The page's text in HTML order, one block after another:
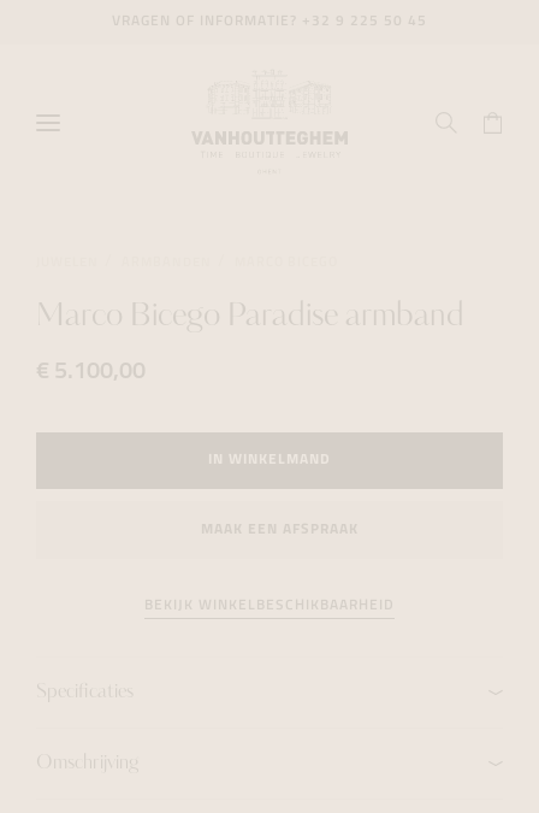
Marco Bicego Paradise armband
€ 5.100,00
IN WINKELMAND
BEKIJK WINKELBESCHIKBAARHEID
Specificaties
Omschrijving